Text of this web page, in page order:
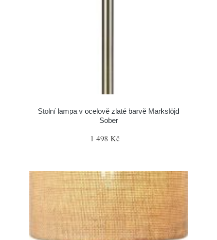
Stolní lampa v ocelově zlaté barvě Markslöjd
Sober
1 498 Kč